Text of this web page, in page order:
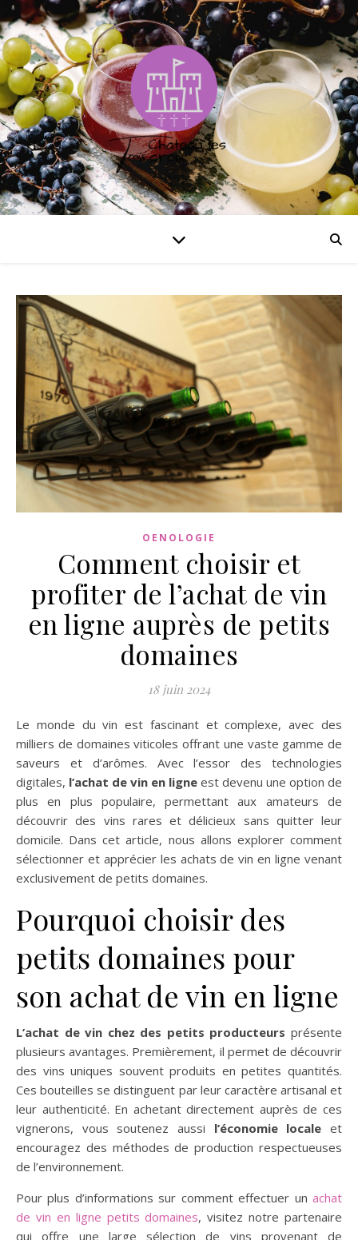
OENOLOGIE
Comment choisir et
profiter de l’achat de vin
en ligne auprès de petits
domaines
18 juin 2024
Le monde du vin est fascinant et complexe, avec des
milliers de domaines viticoles offrant une vaste gamme de
saveurs et d’arômes. Avec l’essor des technologies
digitales, l’achat de vin en ligne est devenu une option de
plus en plus populaire, permettant aux amateurs de
découvrir des vins rares et délicieux sans quitter leur
domicile. Dans cet article, nous allons explorer comment
sélectionner et apprécier les achats de vin en ligne venant
exclusivement de petits domaines.
Pourquoi choisir des
petits domaines pour
son achat de vin en ligne
L’achat de vin chez des petits producteurs présente
plusieurs avantages. Premièrement, il permet de découvrir
des vins uniques souvent produits en petites quantités.
Ces bouteilles se distinguent par leur caractère artisanal et
leur authenticité. En achetant directement auprès de ces
vignerons, vous soutenez aussi l’économie locale et
encouragez des méthodes de production respectueuses
de l’environnement.
Pour plus d’informations sur comment effectuer un achat
de vin en ligne petits domaines, visitez notre partenaire
qui offre une large sélection de vins provenant de